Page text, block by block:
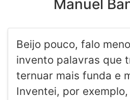
Manuel
Beijo pouco, falo
invento palavras que
ternuar mais funda e
Inventei, por